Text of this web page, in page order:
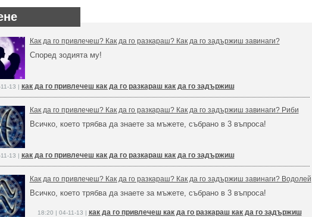
Как да го привлечеш? Как да го разкараш? Как да го задържиш завинаги?
Според зодията му!
13 | как да го привлечеш как да го разкараш как да го задържиш
Как да го привлечеш? Как да го разкараш? Как да го задържиш завинаги? Риби
Всичко, което трябва да знаете за мъжете, събрано в 3 въпроса!
13 | как да го привлечеш как да го разкараш как да го задържиш
Как да го привлечеш? Как да го разкараш? Как да го задържиш завинаги? Водолей
Всичко, което трябва да знаете за мъжете, събрано в 3 въпроса!
18:20 | 04-11-13 | как да го привлечеш как да го разкараш как да го задържиш